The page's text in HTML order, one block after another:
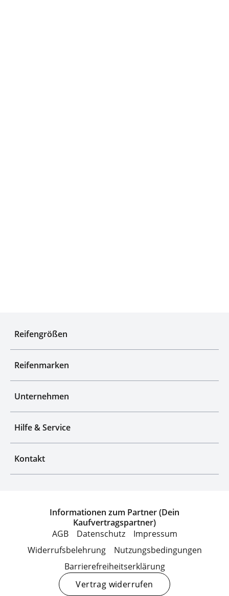
Reifengrößen
Reifenmarken
Unternehmen
Hilfe & Service
Kontakt
Informationen zum Partner (Dein
Kaufvertragspartner)
AGB
Datenschutz
Impressum
Widerrufsbelehrung
Nutzungsbedingungen
Barrierefreiheitserklärung
Vertrag widerrufen